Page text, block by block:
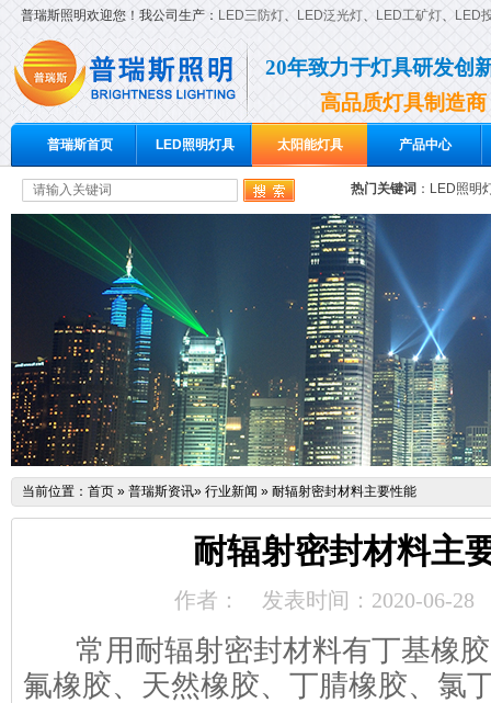
普瑞斯照明欢迎您！我公司生产： LED三防灯、 LED泛光灯、 LED工矿灯、 LED
20年致力于灯具研发创
高品质灯具制造商
普瑞斯首页 LED照明灯具 太阳能灯具 产品中心
热门关键词 ： LED照明
当前位置： 首页 » 普瑞斯资讯» 行业新闻 » 耐辐射密封材料主要性能
耐辐射密封材料主
作者： 发表时间：2020-06-28
常用耐辐射密封材料有丁基橡胶
氟橡胶、天然橡胶、丁腈橡胶、氯